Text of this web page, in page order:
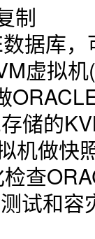
制
据库
虚拟
储的
机做快
查
试和容